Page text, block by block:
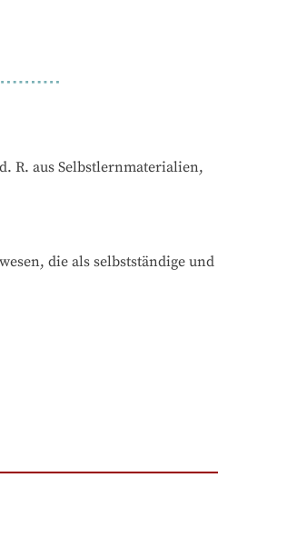
R. aus Selbstlernmaterialien,
die als selbstständige und